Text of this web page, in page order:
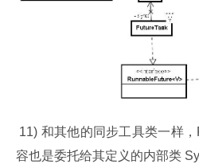
容也是委托给其定义的内部类